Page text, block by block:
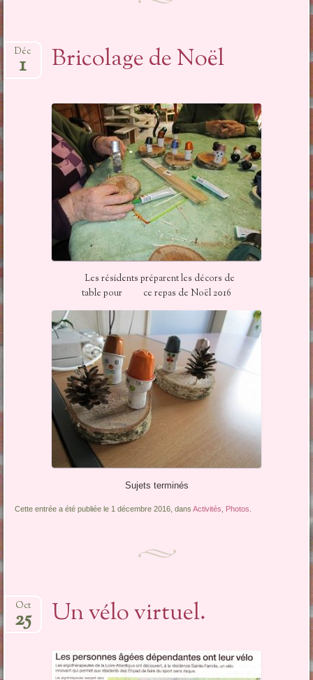
Bricolage de Noël
Déc
1
Les résidents préparent les décors de
table pour ce repas de Noël 2016
Sujets terminés
Cette entrée a été publiée le 1 décembre 2016, dansActivités Photos
Un vélo virtuel.
Oct
25